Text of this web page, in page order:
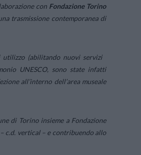
con Fondazione Torino
trasmissione contemporanea di
utilizzo (abilitando nuovi servizi
UNESCO, sono state infatti
all’interno dell’area museale
di Torino insieme a Fondazione
c.d. vertical – e contribuendo allo